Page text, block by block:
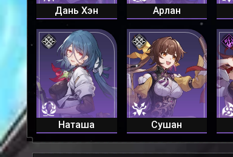
Дань Хэн Арлан
Наташа Сушан